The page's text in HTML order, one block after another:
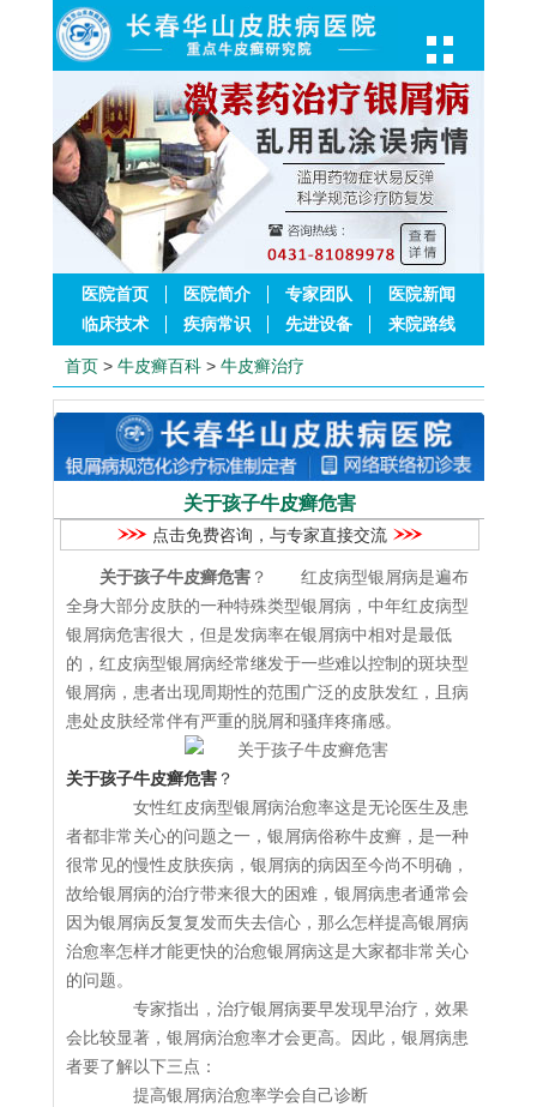
医院首页 医院简介 专家团队
医院新闻
临床技术
疾病常识 先进设备 来院路线
首页 > 牛皮癣百科 > 牛皮癣治疗
关于孩子牛皮癣危害
点击免费咨询，与专家直接交流
关于孩子牛皮癣危害 ？ 红皮病型银屑病是遍布
全身大部分皮肤的一种特殊类型银屑病，中年红皮病型
银屑病危害很大，但是发病率在银屑病中相对是最低
的，红皮病型银屑病经常继发于一些难以控制的斑块型
银屑病，患者出现周期性的范围广泛的皮肤发红，且病
患处皮肤经常伴有严重的脱屑和骚痒疼痛感。
关于孩子牛皮癣危害 ？
女性红皮病型银屑病治愈率这是无论医生及患
者都非常关心的问题之一，银屑病俗称牛皮癣，是一种
很常见的慢性皮肤疾病，银屑病的病因至今尚不明确，
故给银屑病的治疗带来很大的困难，银屑病患者通常会
因为银屑病反复复发而失去信心，那么怎样提高银屑病
治愈率怎样才能更快的治愈银屑病这是大家都非常关心
的问题。
专家指出，治疗银屑病要早发现早治疗，效果
会比较显著，银屑病治愈率才会更高。因此，银屑病患
者要了解以下三点：
提高银屑病治愈率学会自己诊断